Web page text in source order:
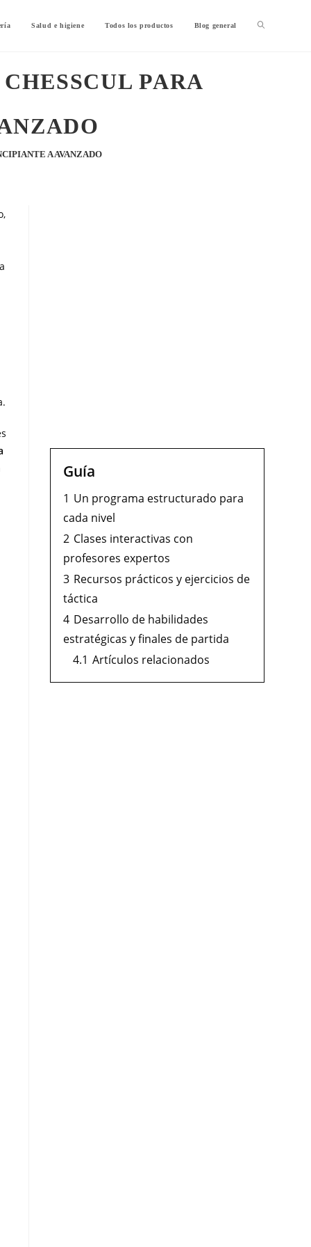
Salud e higiene Todos los productos Blog general
PARA
A AVANZADO
Guía
1 Un programa estructurado para
cada nivel
2 Clases interactivas con
profesores expertos
3 Recursos prácticos y ejercicios de
táctica
4 Desarrollo de habilidades
estratégicas y finales de partida
4.1 Artículos relacionados